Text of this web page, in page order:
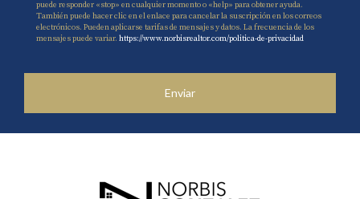
puede responder «stop» en cualquier momento o «help» para obtener ayuda.
También puede hacer clic en el enlace para cancelar la suscripción en los correos
electrónicos. Pueden aplicarse tarifas de mensajes y datos. La frecuencia de los
mensajes puede variar. https://www.norbisrealtor.com/politica-de-privacidad
Enviar